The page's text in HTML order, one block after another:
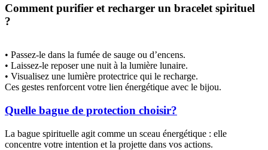
Comment purifier et recharger un bracelet spirituel
?
• Passez-le dans la fumée de sauge ou d’encens.
• Laissez-le reposer une nuit à la lumière lunaire.
• Visualisez une lumière protectrice qui le recharge.
Ces gestes renforcent votre lien énergétique avec le bijou.
Quelle bague de protection choisir?
La bague spirituelle agit comme un sceau énergétique : elle
concentre votre intention et la projette dans vos actions.